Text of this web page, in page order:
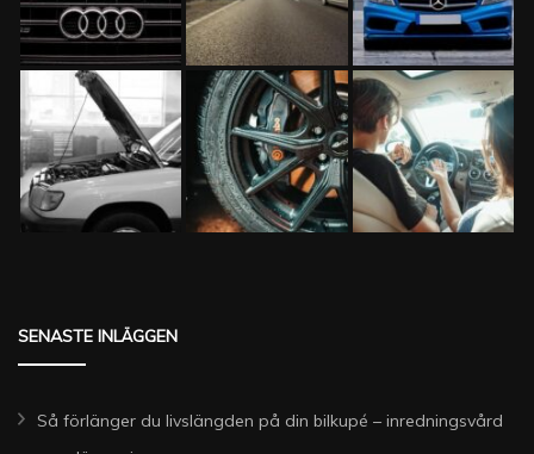
SENASTE INLÄGGEN
Så förlänger du livslängden på din bilkupé – inredningsvård